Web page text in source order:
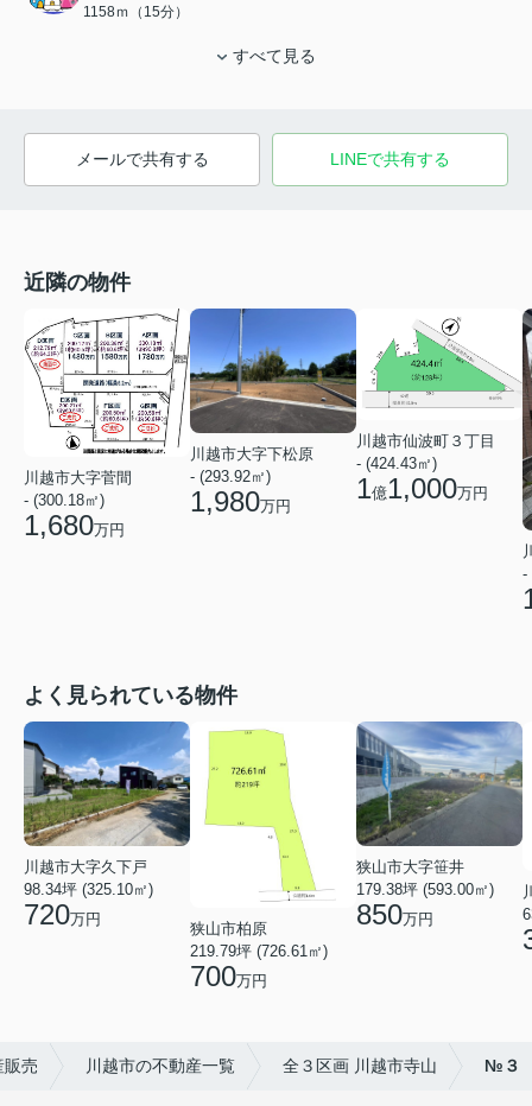
1158ｍ（15分）
すべて見る
メールで共有する LINEで共有する
近隣の物件
川越市大字菅間
- (300.18㎡)
1,680万円
川越市大字下松原
- (293.92㎡)
1,980万円
川越市仙波町３丁目
- (424.43㎡)
1億1,000万円
-
よく見られている物件
川越市大字久下戸
98.34坪 (325.10㎡)
720万円
狭山市柏原
219.79坪 (726.61㎡)
700万円
狭山市大字笹井
179.38坪 (593.00㎡)
850万円
販売 川越市の不動産一覧 全３区画 川越市寺山 №３